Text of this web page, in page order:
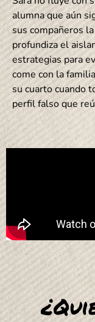
alumna que aún
sus compañeros
profundiza el
estrategias para
come con la
su cuarto cuando
perfil falso que